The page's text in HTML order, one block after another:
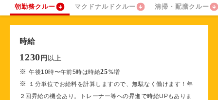
朝勤務クルー マクドナルドクルー 清掃・配膳クルー
時給
1230 円 以上
※午後10時〜午前5時は時給25%増
※
１分単位でお給料を計算しますので、無駄なく働けます！年
２回昇給の機会あり。トレーナー等への昇進で時給UPもありま